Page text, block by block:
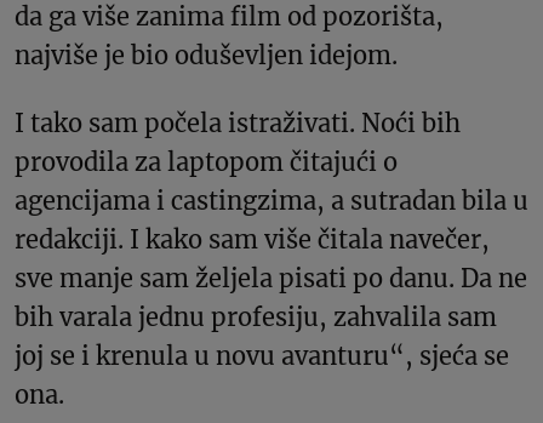
da ga više zanima film od pozorišta,
najviše je bio oduševljen idejom.
I tako sam počela istraživati. Noći bih
provodila za laptopom čitajući o
agencijama i castingzima, a sutradan bila u
redakciji. I kako sam više čitala navečer,
sve manje sam željela pisati po danu. Da ne
bih varala jednu profesiju, zahvalila sam
joj se i krenula u novu avanturu“, sjeća se
ona.